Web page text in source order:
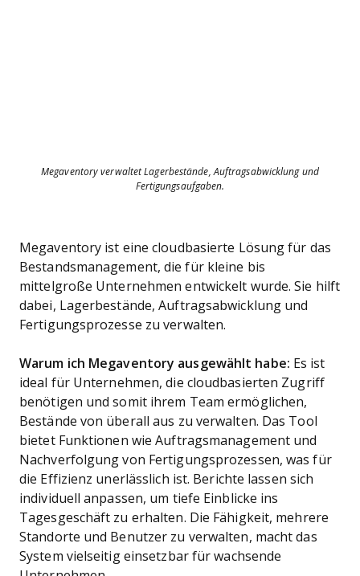
Megaventory verwaltet Lagerbestände, Auftragsabwicklung und
Fertigungsaufgaben.
Megaventory ist eine cloudbasierte Lösung für das
Bestandsmanagement, die für kleine bis
mittelgroße Unternehmen entwickelt wurde. Sie hilft
dabei, Lagerbestände, Auftragsabwicklung und
Fertigungsprozesse zu verwalten.
Warum ich Megaventory ausgewählt habe: Es ist
ideal für Unternehmen, die cloudbasierten Zugriff
benötigen und somit ihrem Team ermöglichen,
Bestände von überall aus zu verwalten. Das Tool
bietet Funktionen wie Auftragsmanagement und
Nachverfolgung von Fertigungsprozessen, was für
die Effizienz unerlässlich ist. Berichte lassen sich
individuell anpassen, um tiefe Einblicke ins
Tagesgeschäft zu erhalten. Die Fähigkeit, mehrere
Standorte und Benutzer zu verwalten, macht das
System vielseitig einsetzbar für wachsende